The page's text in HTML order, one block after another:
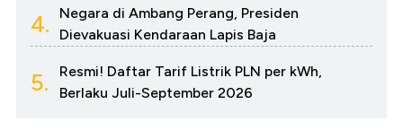
4.
Negara di Ambang Perang, Presiden
Dievakuasi Kendaraan Lapis Baja
5.
Resmi! Daftar Tarif Listrik PLN per kWh,
Berlaku Juli-September 2026